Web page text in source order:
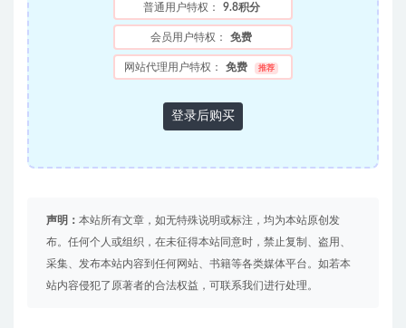
普通用户特权： 9.8积分
会员用户特权： 免费
网站代理用户特权： 免费 推荐
登录后购买
声明： 本站所有文章，如无特殊说明或标注，均为本站原创发
布。任何个人或组织，在未征得本站同意时，禁止复制、盗用、
采集、发布本站内容到任何网站、书籍等各类媒体平台。如若本
站内容侵犯了原著者的合法权益，可联系我们进行处理。